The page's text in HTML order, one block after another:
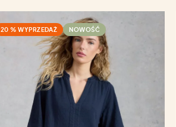
20 % WYPRZEDAŻ NOWOŚĆ